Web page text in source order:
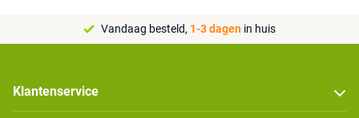
Vandaag besteld, 1-3 dagen in huis
Klantenservice